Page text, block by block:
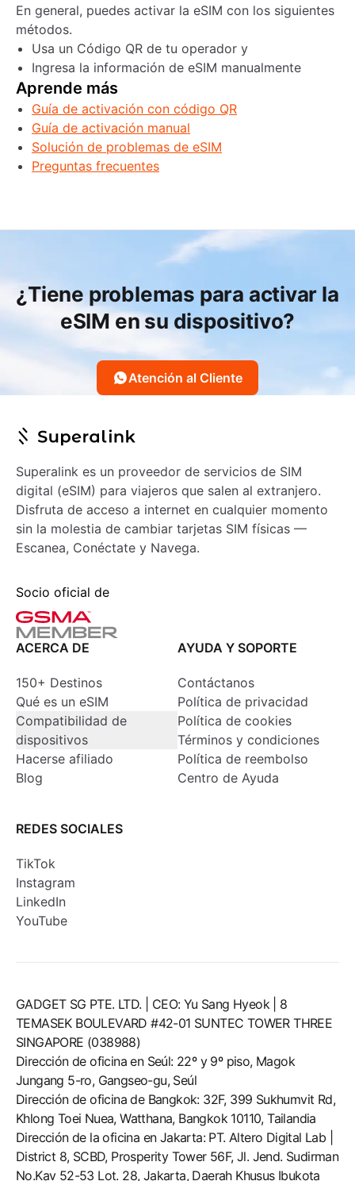
En general, puedes activar la eSIM con los siguientes
métodos.
Usa un Código QR de tu operador y
Ingresa la información de eSIM manualmente
Aprende más
Guía de activación con código QR
Guía de activación manual
Solución de problemas de eSIM
Preguntas frecuentes
¿Tiene problemas para activar la
eSIM en su dispositivo?
Atención al Cliente
Superalink es un proveedor de servicios de SIM
digital (eSIM) para viajeros que salen al extranjero.
Disfruta de acceso a internet en cualquier momento
sin la molestia de cambiar tarjetas SIM físicas —
Escanea, Conéctate y Navega.
Socio oficial de
ACERCA DE
150+ Destinos
Qué es un eSIM
Compatibilidad de
dispositivos
Hacerse afiliado
Blog
AYUDA Y SOPORTE
Contáctanos
Política de privacidad
Política de cookies
Términos y condiciones
Política de reembolso
Centro de Ayuda
REDES SOCIALES
TikTok
Instagram
LinkedIn
YouTube
GADGET SG PTE. LTD. | CEO: Yu Sang Hyeok | 8
TEMASEK BOULEVARD #42-01 SUNTEC TOWER THREE
SINGAPORE (038988)
Dirección de oficina en Seúl: 22º y 9º piso, Magok
Jungang 5-ro, Gangseo-gu, Seúl
Dirección de oficina de Bangkok: 32F, 399 Sukhumvit Rd,
Khlong Toei Nuea, Watthana, Bangkok 10110, Tailandia
Dirección de la oficina en Jakarta: PT. Altero Digital Lab |
District 8, SCBD, Prosperity Tower 56F, Jl. Jend. Sudirman
No.Kav 52-53 Lot. 28, Jakarta, Daerah Khusus Ibukota